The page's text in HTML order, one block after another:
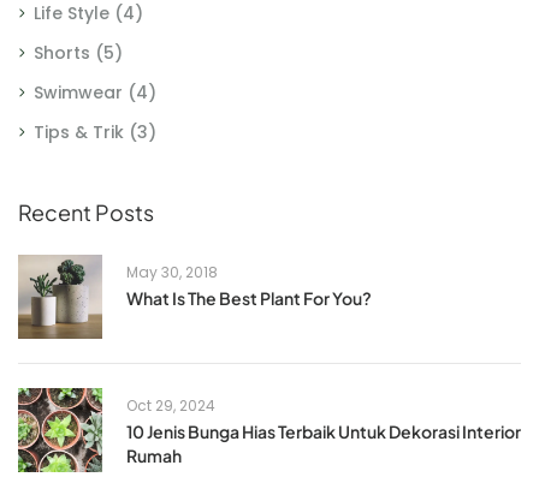
Life Style (4)
Shorts (5)
Swimwear (4)
Tips & Trik (3)
Recent Posts
May 30, 2018
What Is The Best Plant For You?
Oct 29, 2024
10 Jenis Bunga Hias Terbaik Untuk Dekorasi Interior
Rumah